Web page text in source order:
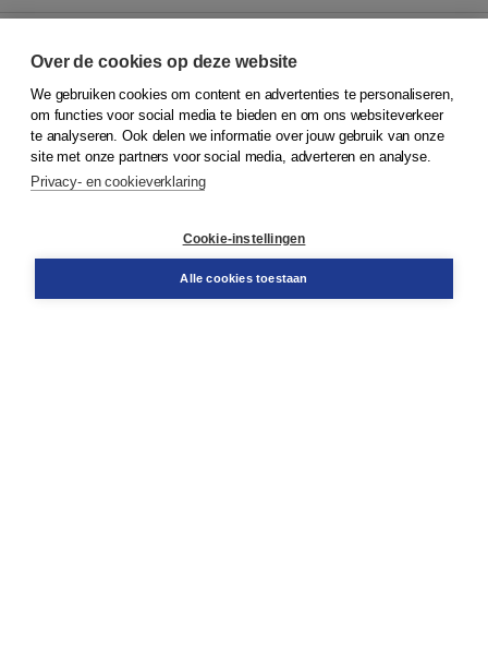
© 2026Koninklijke Boom uitgevers
Klantenservice
Service & informatie
Contact
Over de cookies op deze website
We gebruiken cookies om content en advertenties te personaliseren,
om functies voor social media te bieden en om ons websiteverkeer
te analyseren. Ook delen we informatie over jouw gebruik van onze
site met onze partners voor social media, adverteren en analyse.
Privacy- en cookieverklaring
Cookie-instellingen
Alle cookies toestaan